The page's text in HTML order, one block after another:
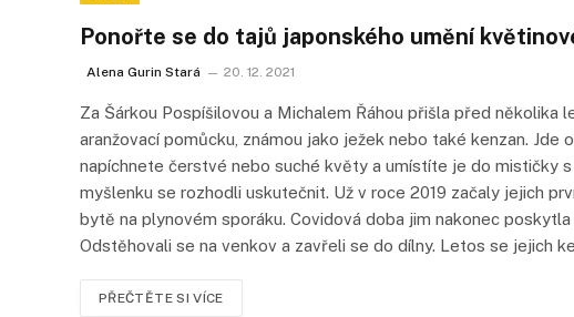
Ponořte se do tajů japonského umění
Alena Gurin Stará 20. 12. 2021
Za Šárkou Pospíšilovou a Michalem Řáhou přišla před několika
aranžovací pomůcku, známou jako ježek nebo také kenzan.
napíchnete čerstvé nebo suché květy a umístíte je do mističky
myšlenku se rozhodli uskutečnit. Už v roce 2019 začaly jejich
bytě na plynovém sporáku. Covidová doba jim nakonec
Odstěhovali se na venkov a zavřeli se do dílny. Letos se jejich
PŘEČTĚTE SI VÍCE